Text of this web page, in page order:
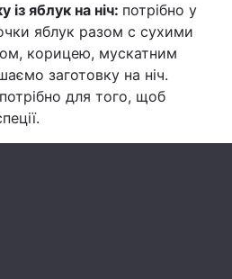
яблук на ніч: потрібно у
яблук разом с сухими
корицею, мускатним
заготовку на ніч.
для того, щоб